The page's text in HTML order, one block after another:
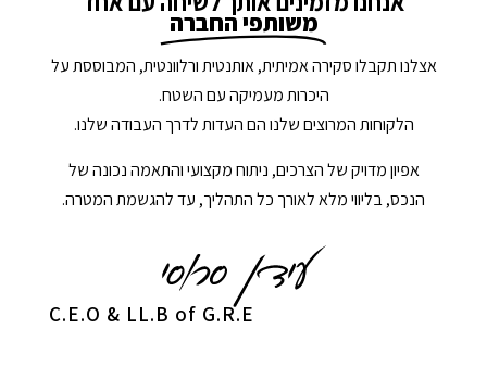
משותפי החברה
אצלנו תקבלו סקירה אמיתית, אותנטית ורלוונטית, המבוססת על
היכרות מעמיקה עם השטח.
הלקוחות המרוצים שלנו הם העדות לדרך העבודה שלנו.
אפיון מדויק של הצרכים, ניתוח מקצועי והתאמה נכונה של
הנכס, בליווי מלא לאורך כל התהליך, עד להגשמת המטרה.
C.E.O & LL.B of G.R.E